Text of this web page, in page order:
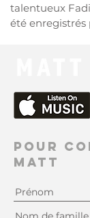
talentueux
été enregistrés
Pour
Matt